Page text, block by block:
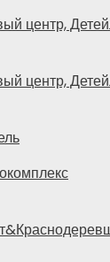
центр,
центр,